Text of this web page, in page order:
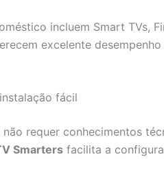
incluem Smart TVs,
excelente
fácil
requer conhecimentos
Smarters facilita a